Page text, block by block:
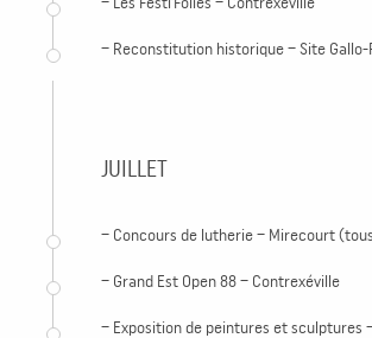
– Reconstitution historique – Site Gallo-
JUILLET
– Concours de lutherie – Mirecourt
– Grand Est Open 88 – Contrexéville
– Exposition de peintures et sculptures